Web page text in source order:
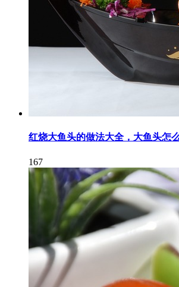
红烧大鱼头的做法大全，大鱼头怎
167